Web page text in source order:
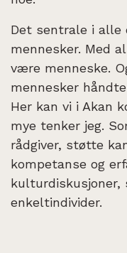
Det sentrale i alle
mennesker. Med
være menneske.
mennesker
Her kan vi i Akan
mye tenker jeg.
rådgiver, støtte
kompetanse og
kulturdiskusjoner,
enkeltindivider.